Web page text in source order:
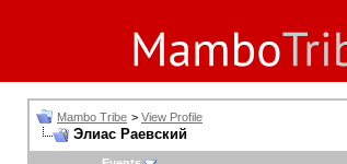
Mambo Tribe > View Profile
Элиас Раевский